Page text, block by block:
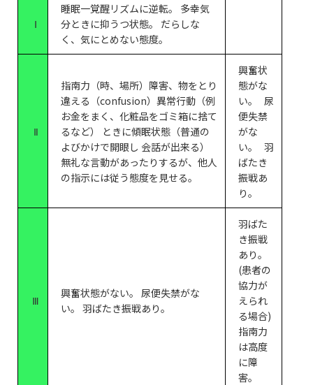
Ⅰ
睡眠一覚醒リズムに逆転。 多幸気
分ときに抑うつ状態。 だらしな
く、気にとめない態度。
Ⅱ
指南力（時、場所）障害、物をとり
違える（confusion）異常行動（例
お金をまく、化粧品をゴミ箱に捨て
るなど） ときに傾眠状態（普通の
よびかけで開眼し 会話が出来る）
無礼な言動があったりするが、他人
の指示には従う態度を見せる。
興奮状
態がな
い。 尿
便失禁
がな
い。 羽
ばたき
振戦あ
り。
Ⅲ
興奮状態がない。 尿便失禁がな
い。 羽ばたき振戦あり。
羽ばた
き振戦
あり。
(患者の
協力が
えられ
る場合)
指南力
は高度
に障
害。